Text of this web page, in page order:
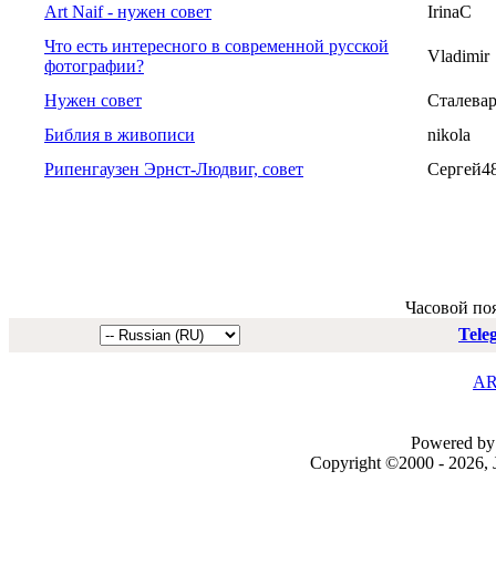
Art Naif - нужен совет
IrinaC
Что есть интересного в современной русской
фотографии?
Vladimir
Нужен совет
Сталевар
Библия в живописи
nikola
Рипенгаузен Эрнст-Людвиг, совет
Часовой
Powered
Copyright ©2000 - 2026,